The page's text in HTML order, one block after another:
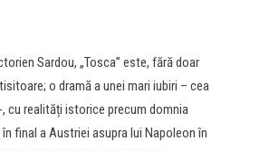
Sardou, „Tosca” este, fără doar
o dramă a unei mari iubiri – cea
cu realități istorice precum domnia
final a Austriei asupra lui Napoleon în